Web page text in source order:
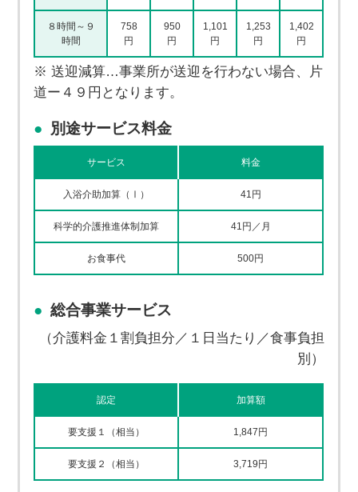
８時間～９
時間
758
円
950
円
1,101
円
1,253
円
1,402
円
※ 送迎減算…事業所が送迎を行わない場合、片
道ー４９円となります。
別途サービス料金
サービス 料金
入浴介助加算（Ⅰ） 41円
科学的介護推進体制加算 41円／月
お食事代 500円
総合事業サービス
（介護料金１割負担分／１日当たり／食事負担
別）
認定 加算額
要支援１（相当） 1,847円
要支援２（相当） 3,719円